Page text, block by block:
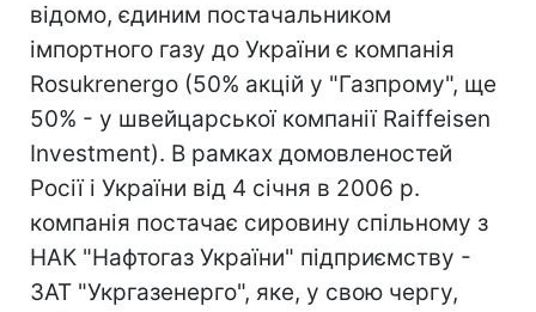
відомо, єдиним постачальником
імпортного газу до України є компанія
Rosukrenergo (50% акцій у "Газпрому", ще
50% - у швейцарської компанії Raiffeisen
Investment). В рамках домовленостей
Росії і України від 4 січня в 2006 р.
компанія постачає сировину спільному з
НАК "Нафтогаз України" підприємству -
ЗАТ "Укргазенерго", яке, у свою чергу,